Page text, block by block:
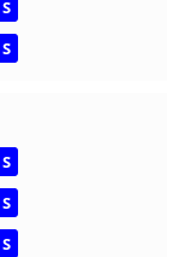
S
S
S
S
S